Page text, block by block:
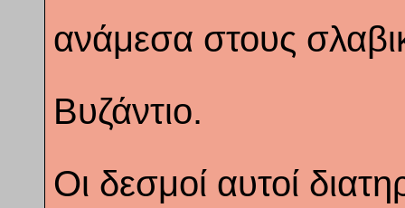
ανάμεσα στους
Βυζάντιο.
Οι δεσμοί αυτοί